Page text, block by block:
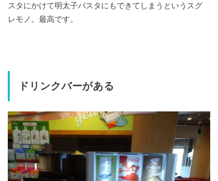
スタにかけて明太子パスタにもできてしまうというスグ
レモノ。最高です。
ドリンクバーがある